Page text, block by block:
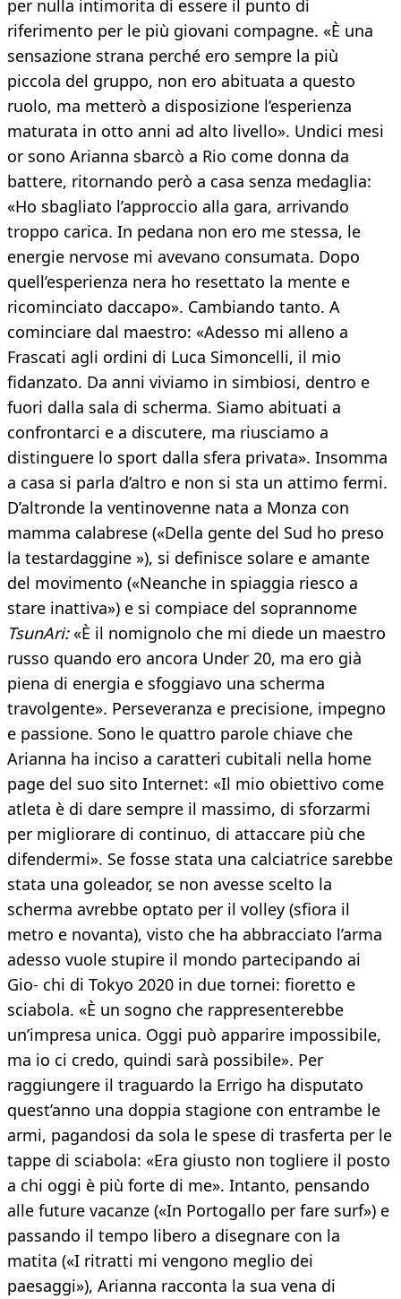
per nulla intimorita di essere il punto di
riferimento per le più giovani compagne. «È una
sensazione strana perché ero sempre la più
piccola del gruppo, non ero abituata a questo
ruolo, ma metterò a disposizione l’esperienza
maturata in otto anni ad alto livello». Undici mesi
or sono Arianna sbarcò a Rio come donna da
battere, ritornando però a casa senza medaglia:
«Ho sbagliato l’approccio alla gara, arrivando
troppo carica. In pedana non ero me stessa, le
energie nervose mi avevano consumata. Dopo
quell’esperienza nera ho resettato la mente e
ricominciato daccapo». Cambiando tanto. A
cominciare dal maestro: «Adesso mi alleno a
Frascati agli ordini di Luca Simoncelli, il mio
fidanzato. Da anni viviamo in simbiosi, dentro e
fuori dalla sala di scherma. Siamo abituati a
confrontarci e a discutere, ma riusciamo a
distinguere lo sport dalla sfera privata». Insomma
a casa si parla d’altro e non si sta un attimo fermi.
D’altronde la ventinovenne nata a Monza con
mamma calabrese («Della gente del Sud ho preso
la testardaggine »), si definisce solare e amante
del movimento («Neanche in spiaggia riesco a
stare inattiva») e si compiace del soprannome
TsunAri:«È il nomignolo che mi diede un maestro
russo quando ero ancora Under 20, ma ero già
piena di energia e sfoggiavo una scherma
travolgente». Perseveranza e precisione, impegno
e passione. Sono le quattro parole chiave che
Arianna ha inciso a caratteri cubitali nella home
page del suo sito Internet: «Il mio obiettivo come
atleta è di dare sempre il massimo, di sforzarmi
per migliorare di continuo, di attaccare più che
difendermi». Se fosse stata una calciatrice sarebbe
stata una goleador, se non avesse scelto la
scherma avrebbe optato per il volley (sfiora il
metro e novanta), visto che ha abbracciato l’arma
adesso vuole stupire il mondo partecipando ai
Gio- chi di Tokyo 2020 in due tornei: fioretto e
sciabola. «È un sogno che rappresenterebbe
un’impresa unica. Oggi può apparire impossibile,
ma io ci credo, quindi sarà possibile». Per
raggiungere il traguardo la Errigo ha disputato
quest’anno una doppia stagione con entrambe le
armi, pagandosi da sola le spese di trasferta per le
tappe di sciabola: «Era giusto non togliere il posto
a chi oggi è più forte di me». Intanto, pensando
alle future vacanze («In Portogallo per fare surf») e
passando il tempo libero a disegnare con la
matita («I ritratti mi vengono meglio dei
paesaggi»), Arianna racconta la sua vena di